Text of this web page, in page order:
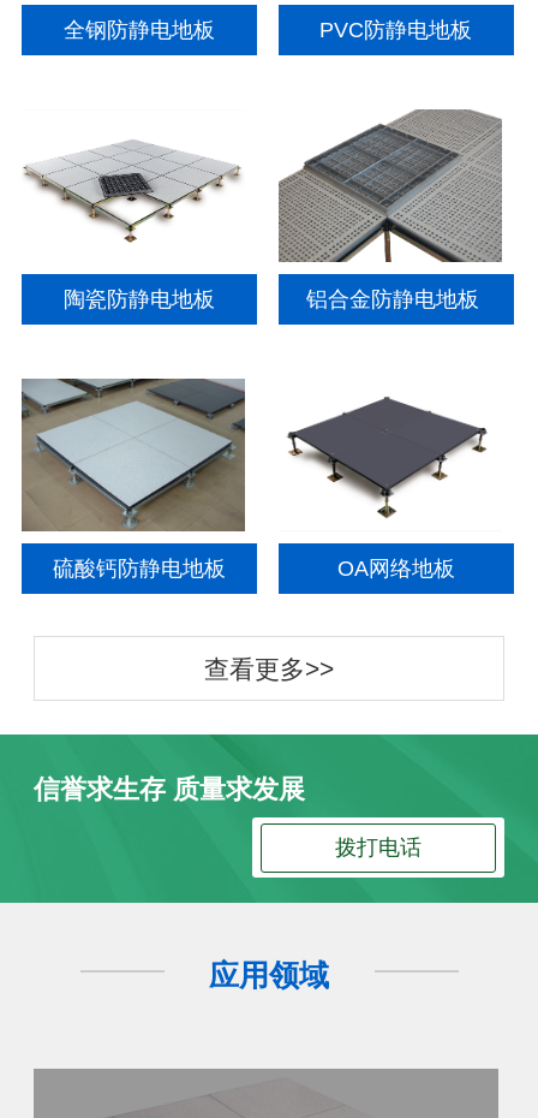
全钢防静电地板 PVC防静电地板
陶瓷防静电地板 铝合金防静电地板
硫酸钙防静电地板 OA网络地板
查看更多>>
信誉求生存 质量求发展
拨打电话
应用领域
防静电地板